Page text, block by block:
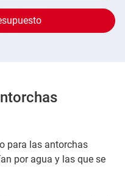
para las antorchas
por agua y las que se